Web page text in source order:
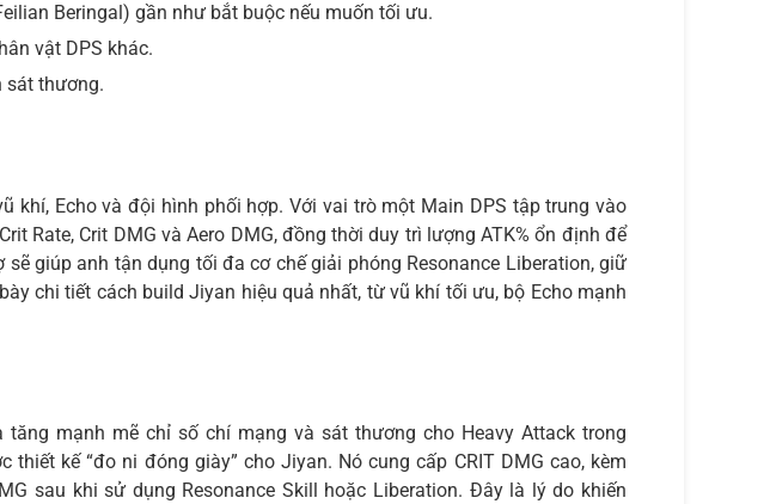
Beringal) gần như bắt buộc nếu muốn tối ưu.
vật DPS khác.
sát thương.
Echo và đội hình phối hợp. Với vai trò một Main DPS tập trung vào
Rate, Crit DMG và Aero DMG, đồng thời duy trì lượng ATK% ổn định để
giúp anh tận dụng tối đa cơ chế giải phóng Resonance Liberation, giữ
chi tiết cách build Jiyan hiệu quả nhất, từ vũ khí tối ưu, bộ Echo mạnh
mạnh mẽ chỉ số chí mạng và sát thương cho Heavy Attack trong
kế “đo ni đóng giày” cho Jiyan. Nó cung cấp CRIT DMG cao, kèm
sau khi sử dụng Resonance Skill hoặc Liberation. Đây là lý do khiến